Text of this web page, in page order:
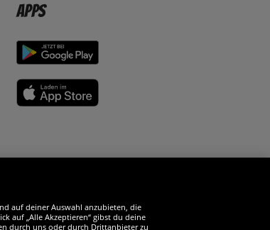
Apps
auf deiner Auswahl anzubieten, die
auf „Alle Akzeptieren“ gibst du deine
durch uns oder durch Drittanbieter zu